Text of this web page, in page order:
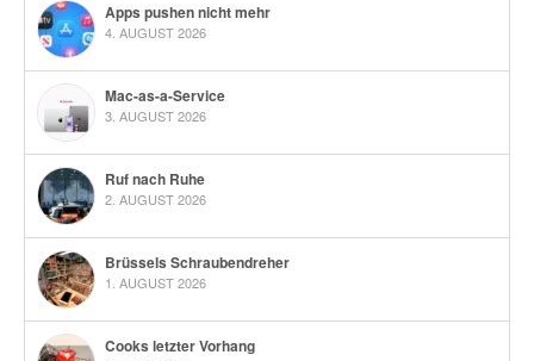
Apps pushen nicht mehr
4. AUGUST 2026
Mac-as-a-Service
3. AUGUST 2026
Ruf nach Ruhe
2. AUGUST 2026
Brüssels Schraubendreher
1. AUGUST 2026
Cooks letzter Vorhang